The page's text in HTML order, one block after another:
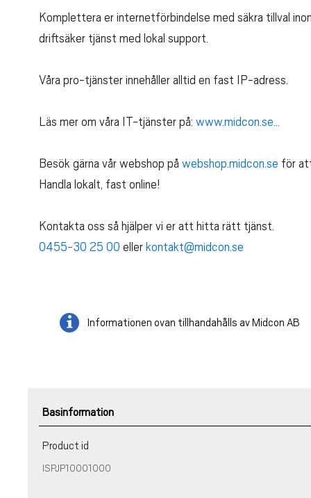
Komplettera er internetförbindelse med säkra tillval
driftsäker tjänst med lokal support.
Våra pro-tjänster innehåller alltid en fast IP-adress.
Läs mer om våra IT-tjänster på: www.midcon.se...
Besök gärna vår webshop på webshop.midcon.se för
Handla lokalt, fast online!
Kontakta oss så hjälper vi er att hitta rätt tjänst.
0455-30 25 00 eller kontakt@midcon.se
Informationen ovan tillhandahålls av Midcon AB
Basinformation
Product id
ISPJP10001000